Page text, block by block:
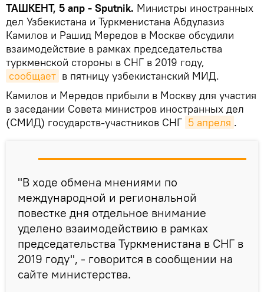
ТАШКЕНТ, 5 апр - Sputnik. Министры иностранных
дел Узбекистана и Туркменистана Абдулазиз
Камилов и Рашид Мередов в Москве обсудили
взаимодействие в рамках председательства
туркменской стороны в СНГ в 2019 году,
сообщает в пятницу узбекистанский МИД.
Камилов и Мередов прибыли в Москву для участия
в заседании Совета министров иностранных дел
(СМИД) государств-участников СНГ 5 апреля .
"В ходе обмена мнениями по
международной и региональной
повестке дня отдельное внимание
уделено взаимодействию в рамках
председательства Туркменистана в СНГ в
2019 году", - говорится в сообщении на
сайте министерства.